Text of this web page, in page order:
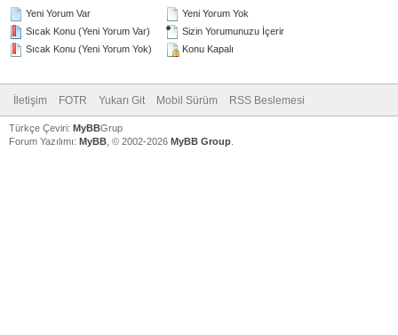
Yeni Yorum Var
Sıcak Konu (Yeni Yorum Var)
Sıcak Konu (Yeni Yorum Yok)
Yeni Yorum Yok
Sizin Yorumunuzu İçerir
Konu Kapalı
İletişim FOTR Yukarı Git Mobil Sürüm RSS Beslemesi
Türkçe Çeviri: MyBBGrup
Forum Yazılımı: MyBB , © 2002-2026 MyBB Group